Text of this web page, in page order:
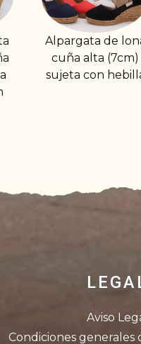
Aviso
Condiciones generales